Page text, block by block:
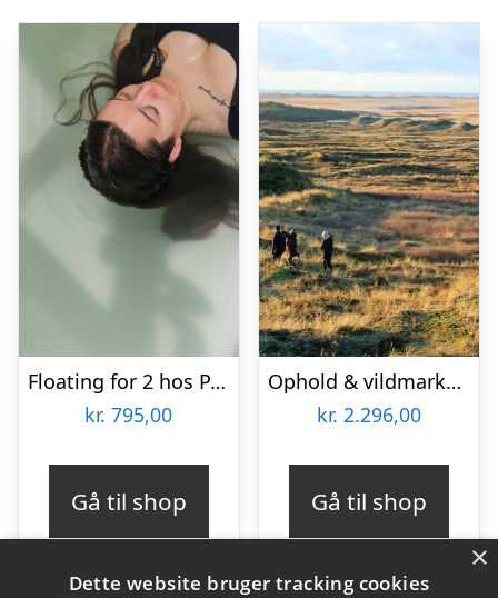
Floating for 2 hos PAUSE recovery studio
kr. 795,00
Gå til shop
Ophold & vildmarkstur for 2 på Hotel Thinggaard
kr. 2.296,00
Gå til shop
×
Dette website bruger tracking cookies